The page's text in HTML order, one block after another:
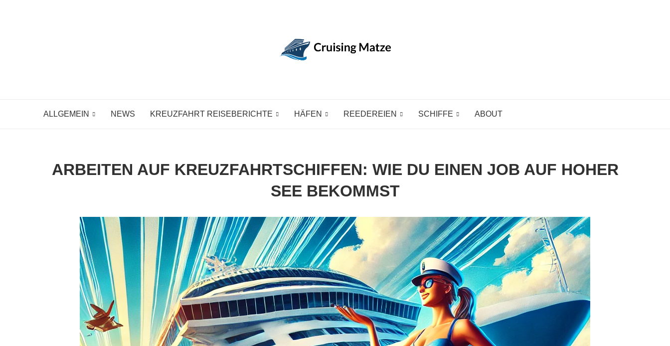
ALLGEMEIN NEWS KREUZFAHRT REISEBERICHTE HÄFEN REEDEREIEN SCHIFFE ABOUT
ARBEITEN AUF KREUZFAHRTSCHIFFEN: WIE DU EINEN JOB AUF HOHER
SEE BEKOMMST